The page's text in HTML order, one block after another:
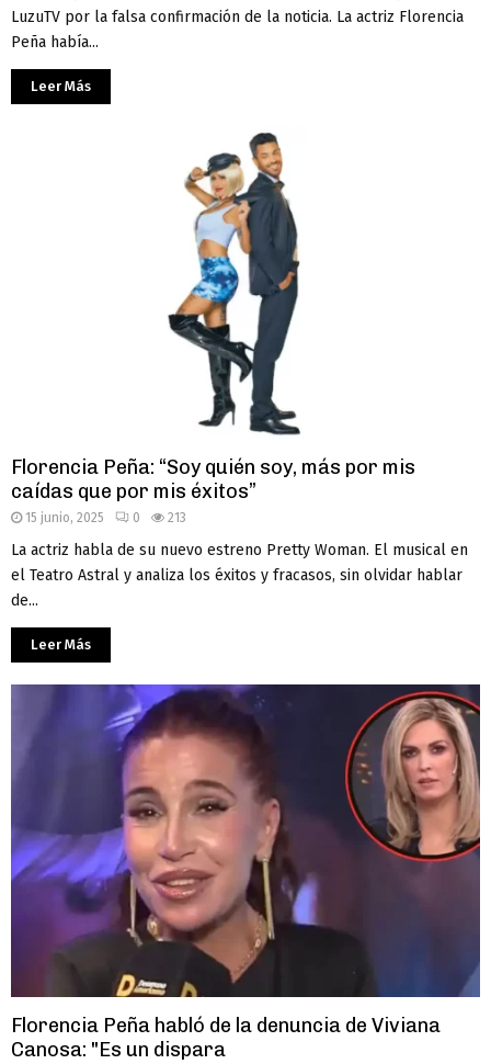
LuzuTV por la falsa confirmación de la noticia. La actriz Florencia
Peña había...
Leer Más
Florencia Peña: “Soy quién soy, más por mis
caídas que por mis éxitos”
15 junio, 2025 0 213
La actriz habla de su nuevo estreno Pretty Woman. El musical en
el Teatro Astral y analiza los éxitos y fracasos, sin olvidar hablar
de...
Leer Más
Florencia Peña habló de la denuncia de Viviana
Canosa: "Es un dispara